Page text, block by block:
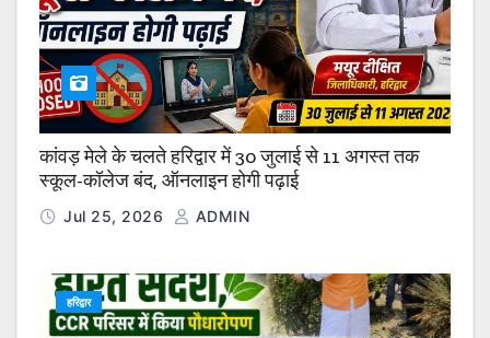
कांवड़ मेले के चलते हरिद्वार में 30 जुलाई से 11 अगस्त तक
स्कूल-कॉलेज बंद, ऑनलाइन होगी पढ़ाई
Jul 25, 2026 ADMIN
हरिद्वार